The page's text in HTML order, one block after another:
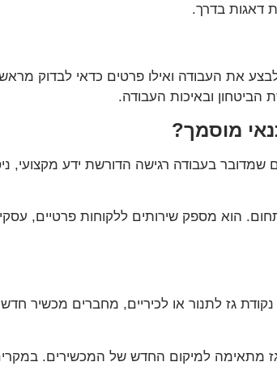
דאגות בדרך.
את העבודה ואילו פרטים כדאי לבדוק
הביטחון ובאיכות העבודה.
מוסמך?
בעבודה רגישה הדורשת ידע מקצועי,
גז מוסמך רמה 2, עם מעל 10 שנות ניסיון בתחום. הוא מספק שירותים
גז לתנור או לכיריים, מחברים מכשיר
מתאימה למיקום החדש של המכשירים.